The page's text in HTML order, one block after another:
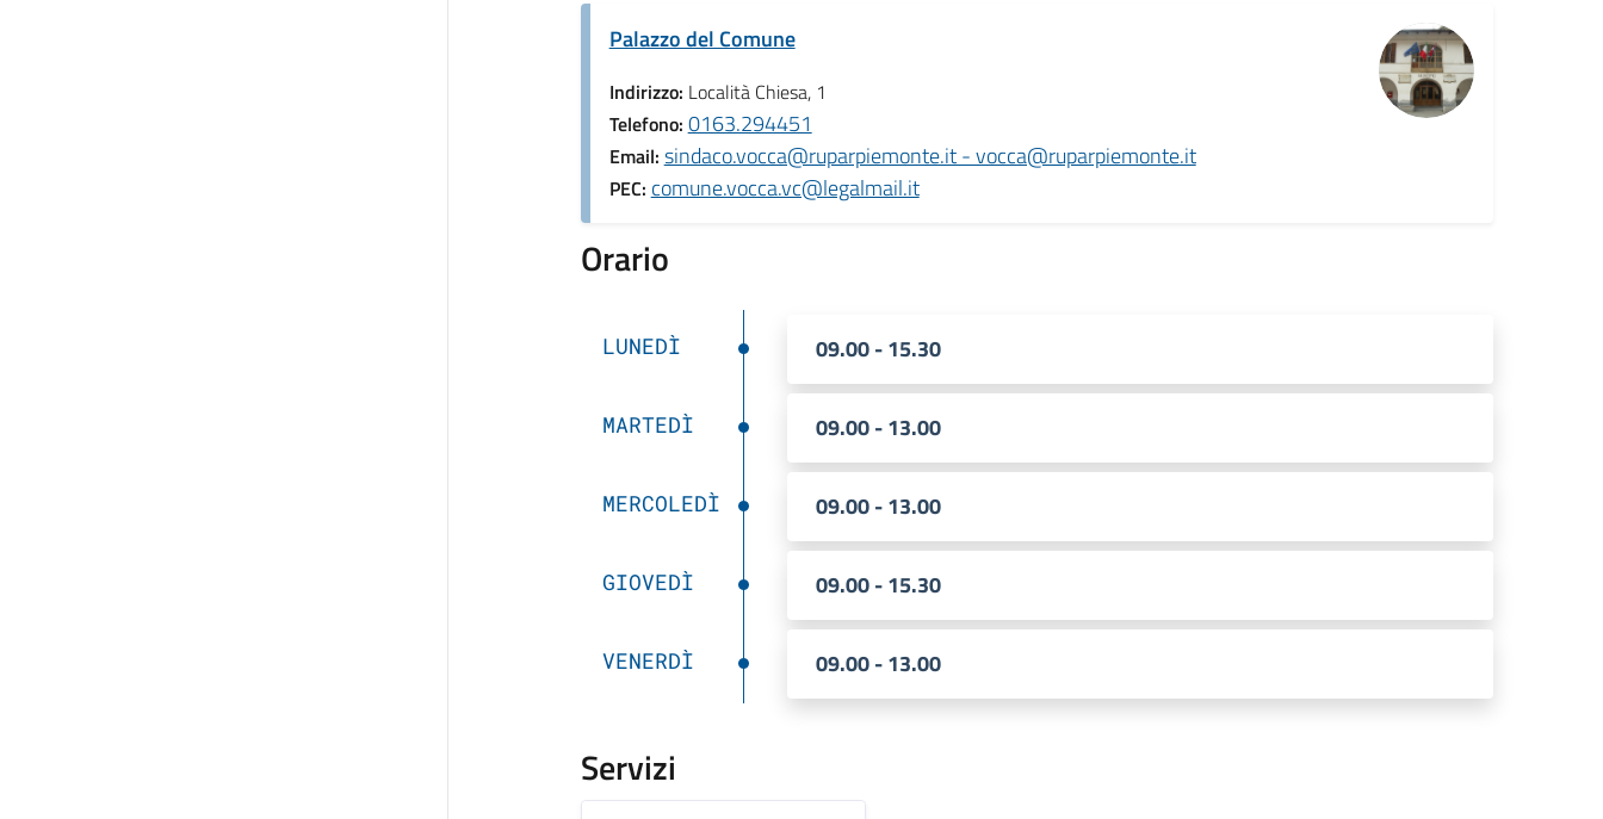
Palazzo del Comune
Indirizzo: Località Chiesa, 1
Telefono: 0163.294451
Email: sindaco.vocca@ruparpiemonte.it - vocca@ruparpiemonte.it
PEC: comune.vocca.vc@legalmail.it
Orario
LUNEDÌ 09.00 - 15.30
MARTEDÌ 09.00 - 13.00
MERCOLEDÌ 09.00 - 13.00
GIOVEDÌ 09.00 - 15.30
VENERDÌ 09.00 - 13.00
Servizi